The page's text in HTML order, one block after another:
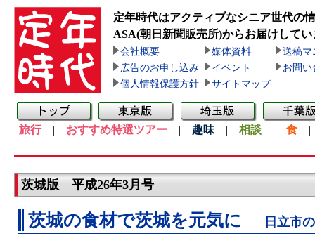
定年時代はアクティブなシニア世代の
ASA(朝日新聞販売所)からお届けしてい
会社概要 媒体資料
送稿マ
広告のお申し込み
イベント
お問い
個人情報保護方針
サイトマップ
旅行| おすすめ特選ツアー | 趣味 | 相談 | 食
茨城版 平成26年3月号
茨城の食材で茨城を元気に 日立市